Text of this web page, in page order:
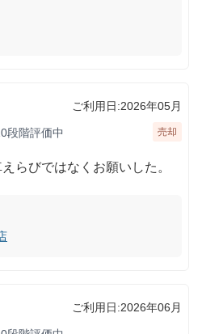
ご利用日:2026年05月
段階評価中 売却
びではなくお願いした。
ご利用日:2026年06月